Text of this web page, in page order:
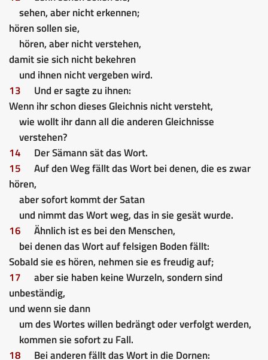
sehen, aber nicht erkennen;
hören sollen sie,
hören, aber nicht verstehen,
damit sie sich nicht bekehren
und ihnen nicht vergeben wird.
13
Und er sagte zu ihnen:
Wenn ihr schon dieses Gleichnis nicht versteht,
wie wollt ihr dann all die anderen Gleichnisse
verstehen?
14
Der Sämann sät das Wort.
15
Auf den Weg fällt das Wort bei denen, die es zwar
hören,
aber sofort kommt der Satan
und nimmt das Wort weg, das in sie gesät wurde.
16
Ähnlich ist es bei den Menschen,
bei denen das Wort auf felsigen Boden fällt:
Sobald sie es hören, nehmen sie es freudig auf;
17
aber sie haben keine Wurzeln, sondern sind
unbeständig,
und wenn sie dann
um des Wortes willen bedrängt oder verfolgt werden,
kommen sie sofort zu Fall.
18
Bei anderen fällt das Wort in die Dornen: